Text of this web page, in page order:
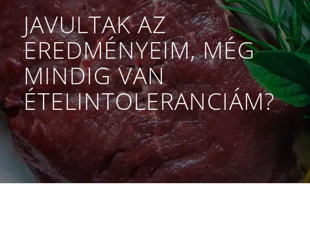
JAVULTAK AZ
EREDMÉNYEIM, MÉG
MINDIG VAN
ÉTELINTOLERANCIÁM?